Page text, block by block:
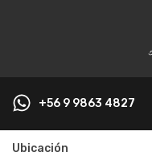
+56 9 9863 4827
Ubicación